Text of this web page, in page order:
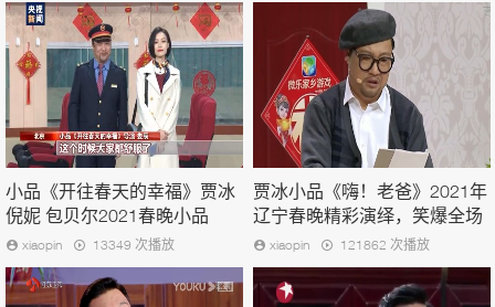
小品《开往春天的幸福》贾冰
倪妮 包贝尔2021春晚小品
xiaopin 13349 次播放
贾冰小品《嗨！老爸》2021年
辽宁春晚精彩演绎，笑爆全场
xiaopin 121862 次播放